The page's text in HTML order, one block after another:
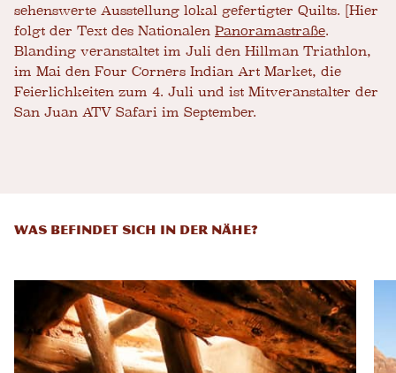
sehenswerte Ausstellung lokal gefertigter Quilts. [Hier
folgt der Text des Nationalen Panoramastraße.
Blanding veranstaltet im Juli den Hillman Triathlon,
im Mai den Four Corners Indian Art Market, die
Feierlichkeiten zum 4. Juli und ist Mitveranstalter der
San Juan ATV Safari im September.
WAS BEFINDET SICH IN DER NÄHE?